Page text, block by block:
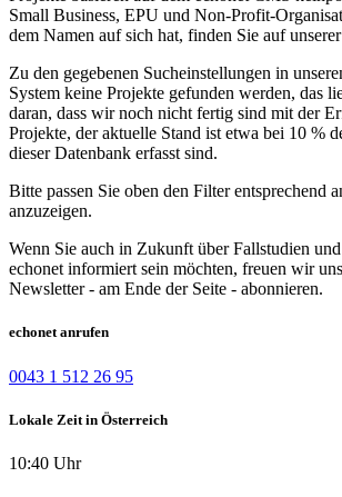
Small Business, EPU und Non-Profit-
dem Namen auf sich hat, finden Sie auf
Zu den gegebenen Sucheinstellungen in
System keine Projekte gefunden werden, das
daran, dass wir noch nicht fertig sind mit der
Projekte, der aktuelle Stand ist etwa bei 10 %
dieser Datenbank erfasst sind.
Bitte passen Sie oben den Filter entsprechend
anzuzeigen.
Wenn Sie auch in Zukunft über Fallstudien
echonet informiert sein möchten, freuen wir
Newsletter - am Ende der Seite - abonnieren.
echonet anrufen
0043 1 512 26 95
Lokale Zeit in Österreich
10:40 Uhr